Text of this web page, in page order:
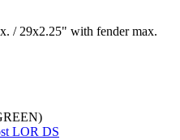
/ 29x2.25" with fender max.
LOR DS